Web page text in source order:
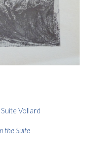
Vollard
the Suite